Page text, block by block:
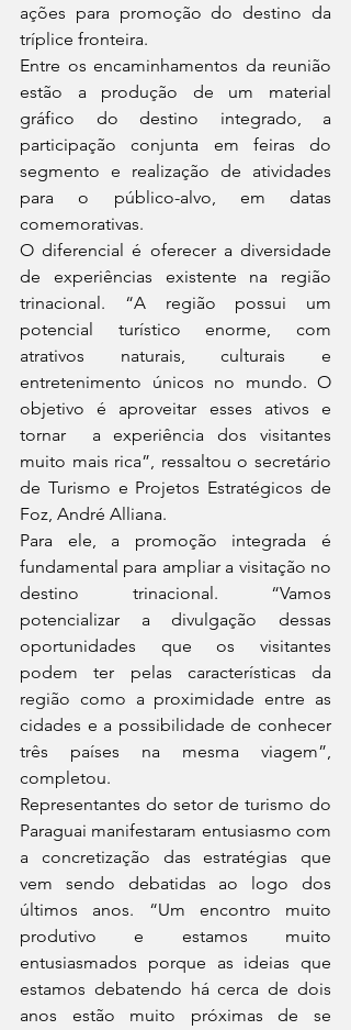
ações para promoção do destino da
tríplice fronteira.
Entre os encaminhamentos da reunião
estão a produção de um material
gráfico do destino integrado, a
participação conjunta em feiras do
segmento e realização de atividades
para o público-alvo, em datas
comemorativas.
O diferencial é oferecer a diversidade
de experiências existente na região
trinacional. “A região possui um
potencial turístico enorme, com
atrativos naturais, culturais e
entretenimento únicos no mundo. O
objetivo é aproveitar esses ativos e
tornar  a experiência dos visitantes
muito mais rica”, ressaltou o secretário
de Turismo e Projetos Estratégicos de
Foz, André Alliana.
Para ele, a promoção integrada é
fundamental para ampliar a visitação no
destino trinacional. “Vamos
potencializar a divulgação dessas
oportunidades que os visitantes
podem ter pelas características da
região como a proximidade entre as
cidades e a possibilidade de conhecer
três países na mesma viagem”,
completou.
Representantes do setor de turismo do
Paraguai manifestaram entusiasmo com
a concretização das estratégias que
vem sendo debatidas ao logo dos
últimos anos. “Um encontro muito
produtivo e estamos muito
entusiasmados porque as ideias que
estamos debatendo há cerca de dois
anos estão muito próximas de se